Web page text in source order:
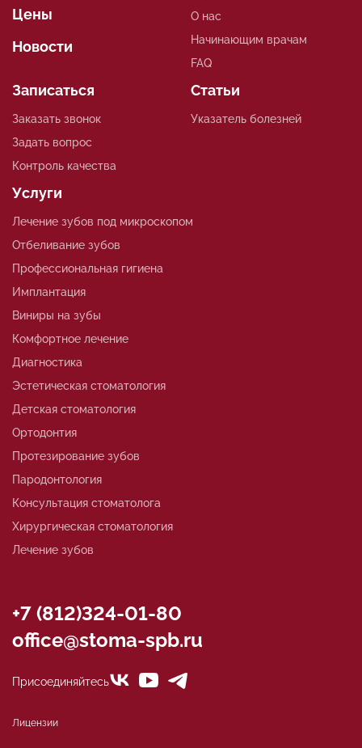
Цены
Новости
Услуги
Лечение зубов под микроскопом
Отбеливание зубов
Профессиональная гигиена
Имплантация
Виниры на зубы
Комфортное лечение
Диагностика
Эстетическая стоматология
Детская стоматология
Ортодонтия
Протезирование зубов
Пародонтология
Консультация стоматолога
Хирургическая стоматология
Лечение зубов
О нас
Начинающим врачам
FAQ
Статьи
Указатель болезней
Записаться
Заказать звонок
Задать вопрос
Контроль качества
+7 (812)324-01-80
office@stoma-spb.ru
Присоединяйтесь
Лицензии